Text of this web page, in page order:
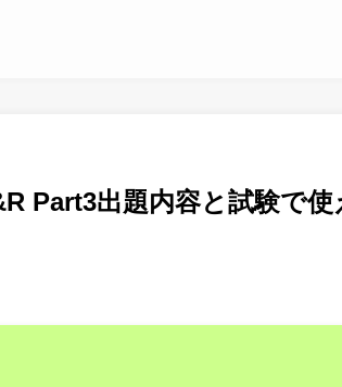
Part3出題内容と試験で